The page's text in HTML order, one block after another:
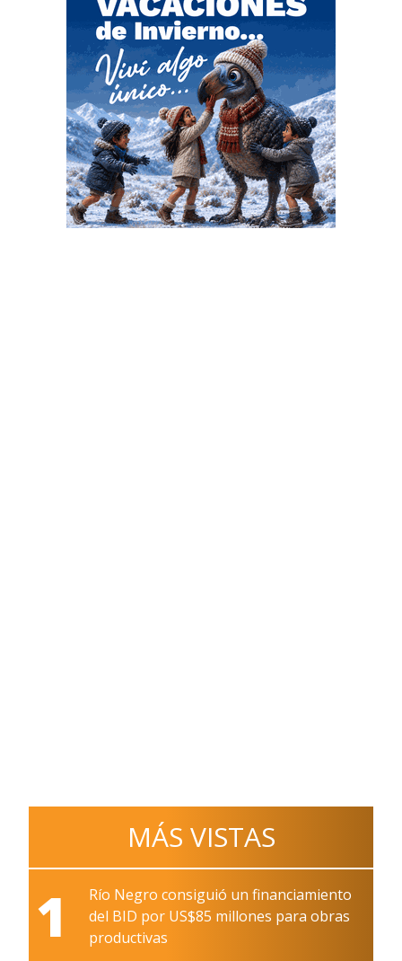
MÁS VISTAS
1
Río Negro consiguió un financiamiento
del BID por US$85 millones para obras
productivas